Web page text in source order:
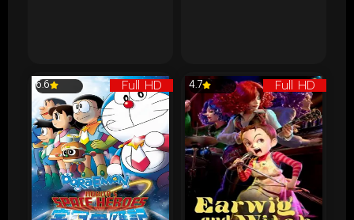
Full HD
6.6 Full HD
4.7